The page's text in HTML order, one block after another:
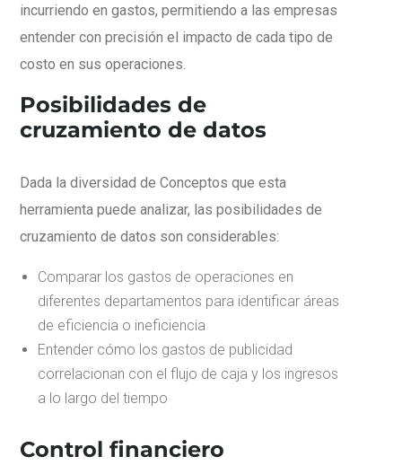
incurriendo en gastos, permitiendo a las empresas
entender con precisión el impacto de cada tipo de
costo en sus operaciones.
Posibilidades de
cruzamiento de datos
Dada la diversidad de Conceptos que esta
herramienta puede analizar, las posibilidades de
cruzamiento de datos son considerables:
Comparar los gastos de operaciones en
diferentes departamentos para identificar áreas
de eficiencia o ineficiencia
Entender cómo los gastos de publicidad
correlacionan con el flujo de caja y los ingresos
a lo largo del tiempo
Control financiero